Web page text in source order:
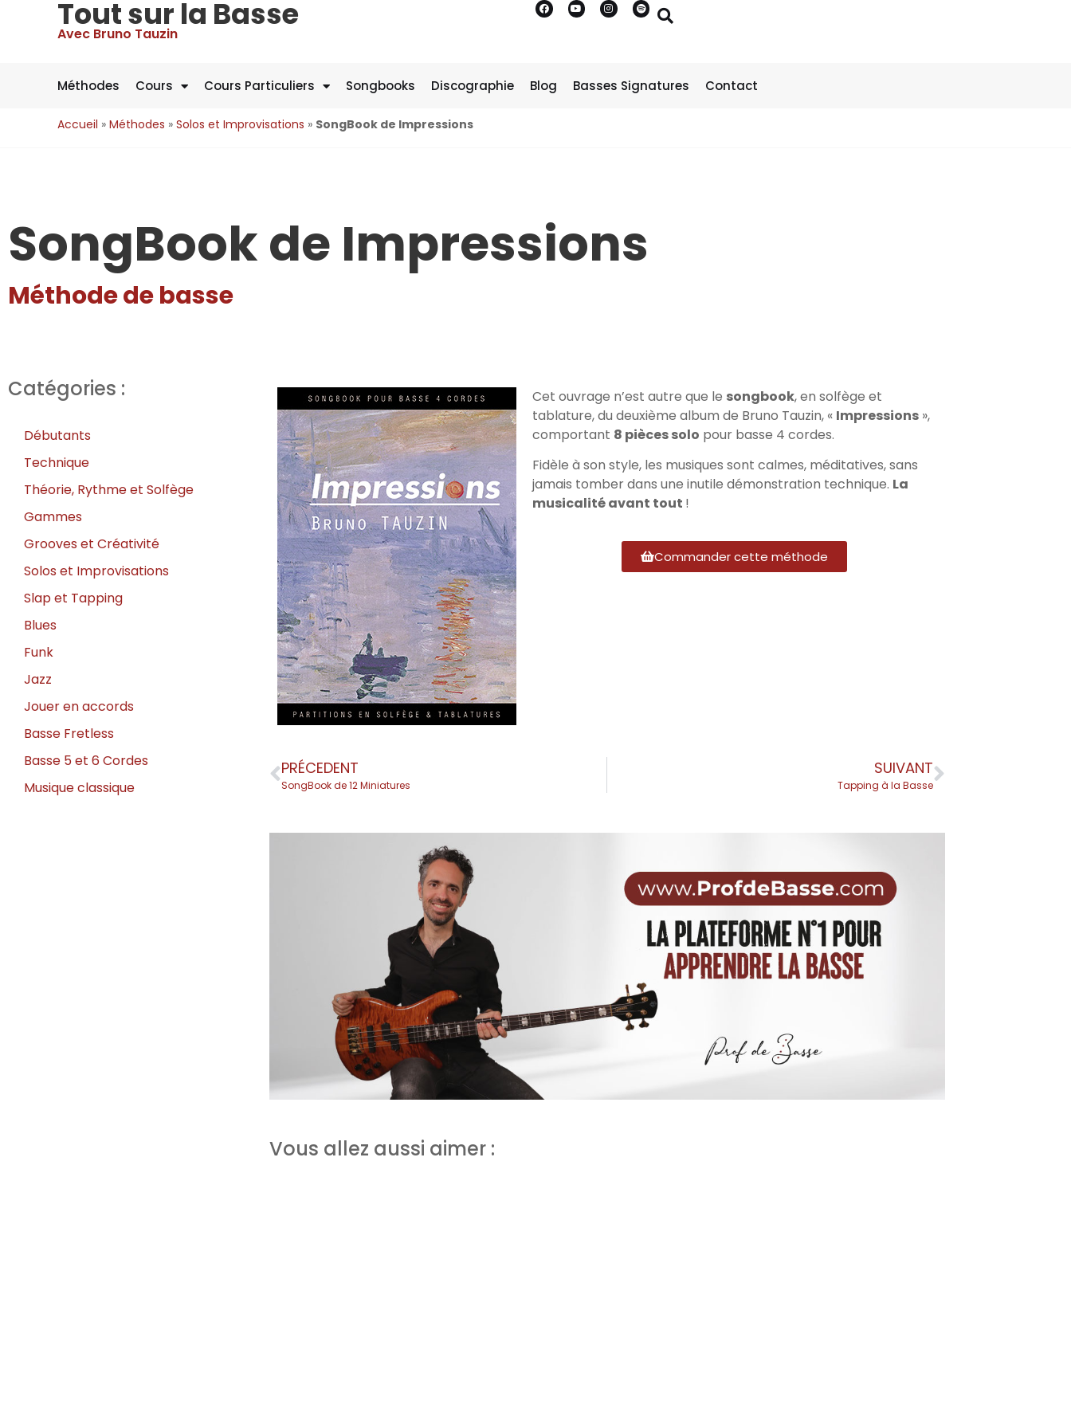
Tout sur la Basse
Avec Bruno Tauzin
Méthodes Cours Cours Particuliers Songbooks Discographie Blog Basses Signatures Contact
Accueil » Méthodes » Solos et Improvisations » SongBook de Impressions
SongBook de Impressions
Méthode de basse
Catégories :
Débutants
Technique
Théorie, Rythme et Solfège
Gammes
Grooves et Créativité
Solos et Improvisations
Slap et Tapping
Blues
Funk
Jazz
Jouer en accords
Basse Fretless
Basse 5 et 6 Cordes
Musique classique
Cet ouvrage n’est autre que le songbook, en solfège et
tablature, du deuxième album de Bruno Tauzin, « Impressions»,
comportant 8 pièces solo pour basse 4 cordes.
Fidèle à son style, les musiques sont calmes, méditatives, sans
jamais tomber dans une inutile démonstration technique. La
musicalité avant tout !
Commander cette méthode
PRÉCEDENT
SongBook de 12 Miniatures
SUIVANT
Tapping à la Basse
Vous allez aussi aimer :